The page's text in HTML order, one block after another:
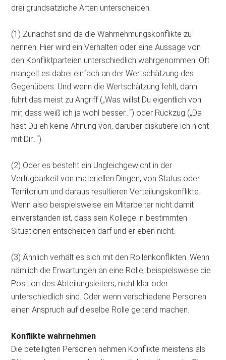
drei grundsätzliche Arten unterscheiden.
(1) Zunächst sind da die Wahrnehmungskonflikte zu
nennen. Hier wird ein Verhalten oder eine Aussage von
den Konfliktparteien unterschiedlich wahrgenommen. Oft
mangelt es dabei einfach an der Wertschätzung des
Gegenübers. Und wenn die Wertschätzung fehlt, dann
führt das meist zu Angriff („Was willst Du eigentlich von
mir, dass weiß ich ja wohl besser…“) oder Rückzug („Da
hast Du eh keine Ahnung von, darüber diskutiere ich nicht
mit Dir…“).
(2) Oder es besteht ein Ungleichgewicht in der
Verfügbarkeit von materiellen Dingen, von Status oder
Territorium und daraus resultieren Verteilungskonflikte.
Wenn also beispielsweise ein Mitarbeiter nicht damit
einverstanden ist, dass sein Kollege in bestimmten
Situationen entscheiden darf und er eben nicht.
(3) Ähnlich verhält es sich mit den Rollenkonflikten. Wenn
nämlich die Erwartungen an eine Rolle, beispielsweise die
Position des Abteilungsleiters, nicht klar oder
unterschiedlich sind. Oder wenn verschiedene Personen
einen Anspruch auf dieselbe Rolle geltend machen.
Konflikte wahrnehmen
Die beteiligten Personen nehmen Konflikte meistens als